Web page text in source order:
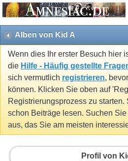
Alben von Kid A
Wenn dies Ihr erster Besuch hier
die Hilfe - Häufig gestellte
sich vermutlich registrieren,
können. Klicken Sie oben auf
Registrierungsprozess zu
schon Beiträge lesen. Suchen
aus, das Sie am meisten
Profil von